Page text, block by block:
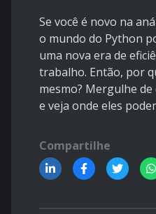
Se você é novo na
o mundo do Python
uma nova era de
trabalho. Então, por
mesmo? Mergulhe de
e veja onde eles
Compartilhe